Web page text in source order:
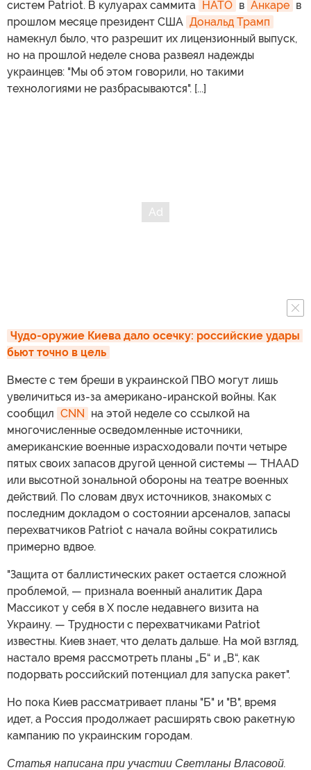
систем Patriot. В кулуарах саммита НАТО в Анкаре в
прошлом месяце президент США Дональд Трамп
намекнул было, что разрешит их лицензионный выпуск,
но на прошлой неделе снова развеял надежды
украинцев: "Мы об этом говорили, но такими
технологиями не разбрасываются". [...]
Чудо-оружие Киева дало осечку: российские удары
бьют точно в цель
Вместе с тем бреши в украинской ПВО могут лишь
увеличиться из-за американо-иранской войны. Как
сообщил CNN
на этой неделе со ссылкой на
многочисленные осведомленные источники,
американские военные израсходовали почти четыре
пятых своих запасов другой ценной системы — THAAD
или высотной зональной обороны на театре военных
действий. По словам двух источников, знакомых с
последним докладом о состоянии арсеналов, запасы
перехватчиков Patriot с начала войны сократились
примерно вдвое.
"Защита от баллистических ракет остается сложной
проблемой, — признала военный аналитик Дара
Массикот у себя в X после недавнего визита на
Украину. — Трудности с перехватчиками Patriot
известны. Киев знает, что делать дальше. На мой взгляд,
настало время рассмотреть планы „Б“ и „В“, как
подорвать российский потенциал для запуска ракет".
Но пока Киев рассматривает планы "Б" и "В", время
идет, а Россия продолжает расширять свою ракетную
кампанию по украинским городам.
Статья написана при участии Светланы Власовой.